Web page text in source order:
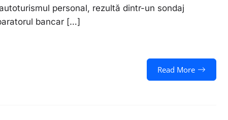
personal, rezultă dintr-un sondaj
bancar […]
Read More